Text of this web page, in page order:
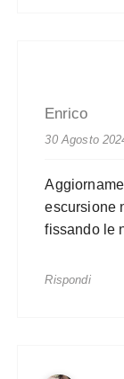
Enrico
30 Agosto
escursione
fissando le
Rispondi